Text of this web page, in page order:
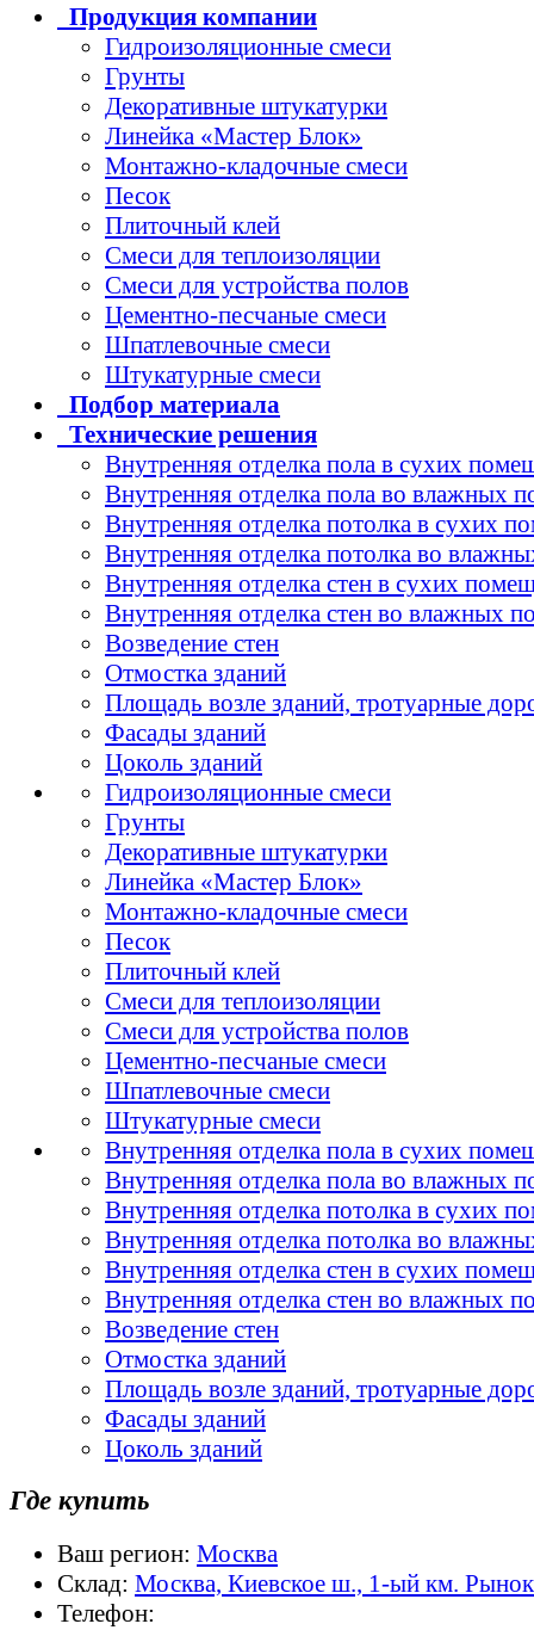
Продукция компании
Гидроизоляционные смеси
Грунты
Декоративные штукатурки
Линейка «Мастер Блок»
Монтажно-кладочные смеси
Песок
Плиточный клей
Смеси для теплоизоляции
Смеси для устройства полов
Цементно-песчаные смеси
Шпатлевочные смеси
Штукатурные смеси
Подбор материала
Технические решения
Внутренняя отделка пола в сухих
Внутренняя отделка пола во влажных
Внутренняя отделка потолка в сухих
Внутренняя отделка потолка во
Внутренняя отделка стен в сухих
Внутренняя отделка стен во влажных
Возведение стен
Отмостка зданий
Площадь возле зданий, тротуарные
Фасады зданий
Цоколь зданий
Гидроизоляционные смеси
Грунты
Декоративные штукатурки
Линейка «Мастер Блок»
Монтажно-кладочные смеси
Песок
Плиточный клей
Смеси для теплоизоляции
Смеси для устройства полов
Цементно-песчаные смеси
Шпатлевочные смеси
Штукатурные смеси
Внутренняя отделка пола в сухих
Внутренняя отделка пола во влажных
Внутренняя отделка потолка в сухих
Внутренняя отделка потолка во
Внутренняя отделка стен в сухих
Внутренняя отделка стен во влажных
Возведение стен
Отмостка зданий
Площадь возле зданий, тротуарные
Фасады зданий
Цоколь зданий
Где купить
Ваш регион: Москва
Склад: Москва, Киевское ш., 1-ый км.
Телефон: